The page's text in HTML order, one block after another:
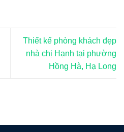
Thiết kế phòng khách đẹp
nhà chị Hạnh tại phường
Hồng Hà, Hạ Long